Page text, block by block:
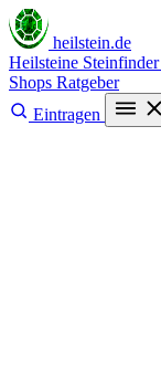
heilstein.de
Heilsteine Steinfinder
Shops Ratgeber
Eintragen